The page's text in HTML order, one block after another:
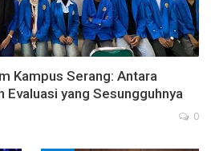
Kampus Serang: Antara
Evaluasi yang Sesungguhnya
0